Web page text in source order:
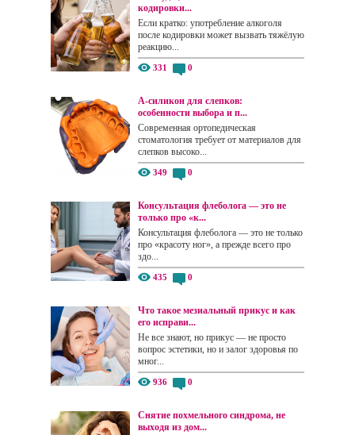
кодировки...
Если кратко: употребление алкоголя
после кодировки может вызвать тяжёлую
реакцию...
331 0
А-силикон для слепков:
особенности выбора и п...
Современная ортопедическая
стоматология требует от материалов для
слепков высоко...
349 0
Консультация флеболога — это не
только про «к...
Консультация флеболога — это не только
про «красоту ног», а прежде всего про
здо...
435 0
Что такое мезиальный прикус и как
его исправи...
Не все знают, но прикус — не просто
вопрос эстетики, но и залог здоровья по
мног...
936 0
Снятие похмельного синдрома, не
выходя из дом...